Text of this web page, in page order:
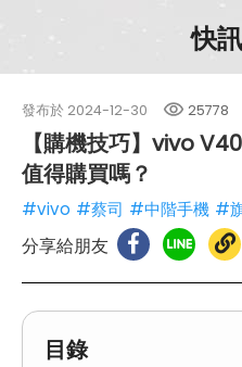
快
發布於 2024-12-30 25778
【購機技巧】vivo
值得購買嗎？
#vivo #蔡司 #中階手機 #
分享給朋友
目錄